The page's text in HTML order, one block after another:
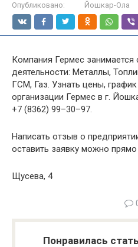
Опубликовано: Йошкар-Ола
Компания Гермес
деятельности: Металлы,
ГСМ, Газ. Узнать цены,
организации Гермес в г.
+7 (8362) 99–30–97.
Написать отзыв о
оставить заявку можно прямо
Щусева, 4
Понравилась